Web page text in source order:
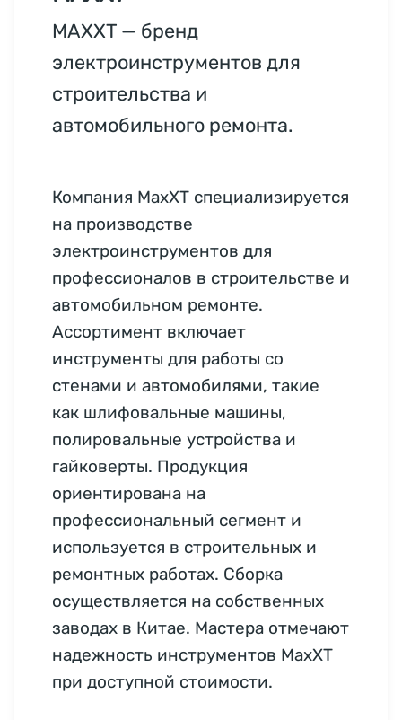
MAXXT — бренд
электроинструментов для
строительства и
автомобильного ремонта.
Компания MaxXT специализируется
на производстве
электроинструментов для
профессионалов в строительстве и
автомобильном ремонте.
Ассортимент включает
инструменты для работы со
стенами и автомобилями, такие
как шлифовальные машины,
полировальные устройства и
гайковерты. Продукция
ориентирована на
профессиональный сегмент и
используется в строительных и
ремонтных работах. Сборка
осуществляется на собственных
заводах в Китае. Мастера отмечают
надежность инструментов MaxXT
при доступной стоимости.